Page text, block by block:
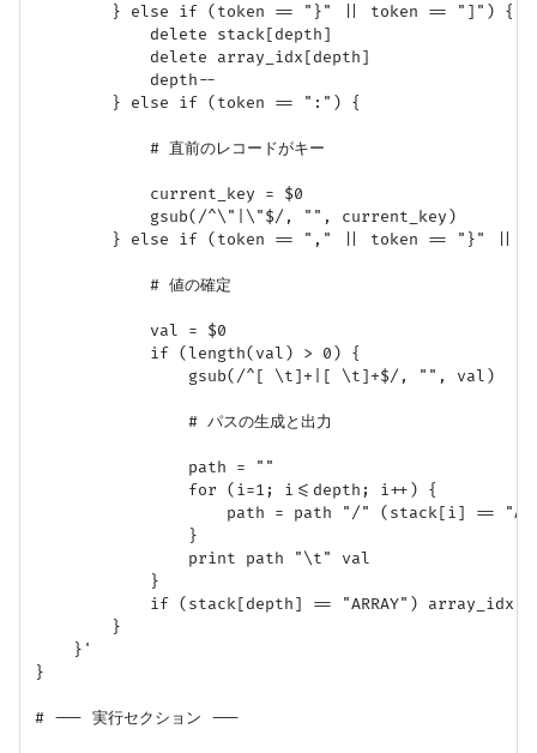
        } else if (token == "}" || token == "]") {
            delete stack[depth]
            delete array_idx[depth]
            depth--
        } else if (token == ":") {
            # 直前のレコードがキー
            current_key = $0
            gsub(/^\"|\"$/, "", current_key)
} else if (token == "," || token == "}" ||
            # 値の確定
            val = $0
            if (length(val) > 0) {
                gsub(/^[ \t]+|[ \t]+$/, "", val)
                # パスの生成と出力
                path = ""
                for (i=1; i<=depth; i++) {
path = path "/" (stack[i] ==
                }
                print path "\t" val
            }
if (stack[depth] == "ARRAY")
        }
    }'
}
# --- 実行セクション ---